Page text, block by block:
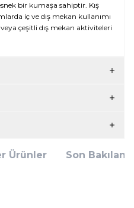
bir kumaşa sahiptir. Kış
iç ve dış mekan kullanımı
çeşitli dış mekan aktiviteleri
Ürünler Son